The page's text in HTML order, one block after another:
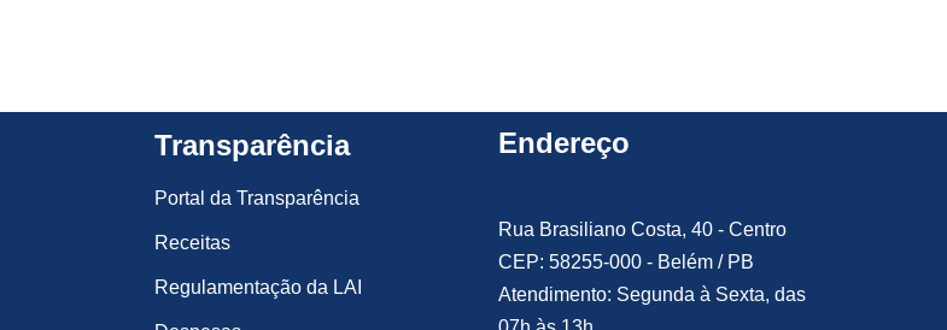
Transparência
Portal da Transparência
Receitas
Regulamentação da LAI
Endereço
Rua Brasiliano Costa, 40 - Centro
CEP: 58255-000 - Belém / PB
Atendimento: Segunda à Sexta, das